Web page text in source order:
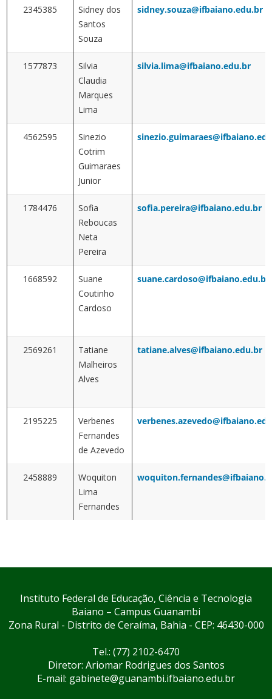
2345385
Sidney dos
Santos
Souza
sidney.souza@ifbaiano.edu.br
1577873
Silvia
Claudia
Marques
Lima
silvia.lima@ifbaiano.edu.br
4562595
Sinezio
Cotrim
Guimaraes
Junior
1784476
Sofia
Reboucas
Neta
Pereira
sofia.pereira@ifbaiano.edu.br
1668592
Suane
Coutinho
Cardoso
suane.cardoso@ifbaiano.edu.br
2569261
Tatiane
Malheiros
Alves
tatiane.alves@ifbaiano.edu.br
2195225
Verbenes
Fernandes
de Azevedo
2458889
Woquiton
Lima
Fernandes
Instituto Federal de Educação, Ciência e Tecnologia
Baiano – Campus Guanambi
Zona Rural - Distrito de Ceraíma, Bahia - CEP: 46430-000
Tel.: (77) 2102-6470
Diretor: Ariomar Rodrigues dos Santos
E-mail: gabinete@guanambi.ifbaiano.edu.br